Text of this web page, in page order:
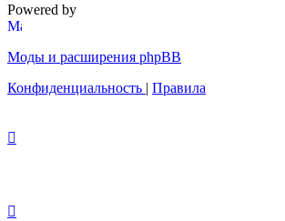
Powered by
Моды и расширения phpBB
Конфиденциальность | Правила